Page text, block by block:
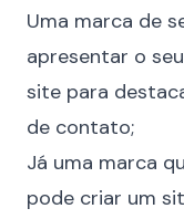
Uma marca de
apresentar o
site para
de contato;
Já uma marca
pode criar um